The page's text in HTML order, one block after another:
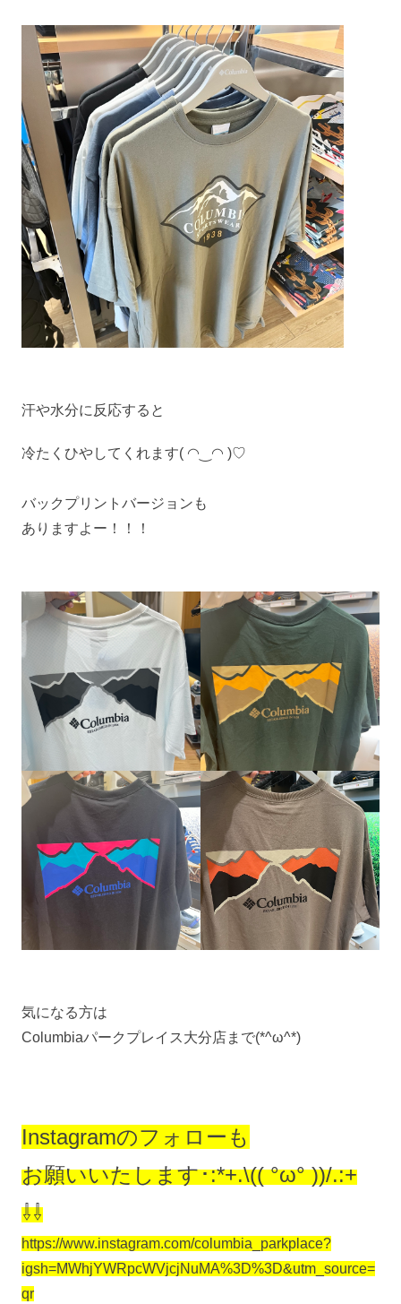
汗や水分に反応すると
冷たくひやしてくれます( ◠‿◠ )♡
バックプリントバージョンも
ありますよー！！！
気になる方は
Columbiaパークプレイス大分店まで(*^ω^*)
Instagramのフォローも
お願いいたします･:*+.\(( °ω° ))/.:+
⇩⇩
https://www.instagram.com/columbia_parkplace?
igsh=MWhjYWRpcWVjcjNuMA%3D%3D&utm_source=
qr